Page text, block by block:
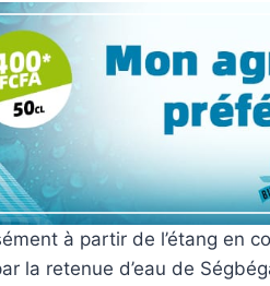
à partir de l’étang en
la retenue d’eau de